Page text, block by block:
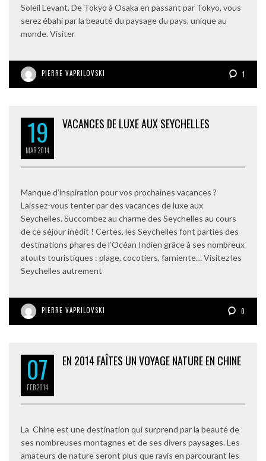
Soleil Levant. De Tokyo à Osaka en passant par Tokyo, vous
serez ébahi par la beauté du paysage du pays, unique au
monde. Visiter
PIERRE VAPRILOVSKI 1
19
MAR2014
VACANCES DE LUXE AUX SEYCHELLES
Manque d’inspiration pour vos prochaines vacances ?
Laissez-vous tenter par des vacances de luxe aux
Seychelles. Succombez au charme des Seychelles au cours
de ce séjour inédit ! Certes, les Seychelles font parties des
destinations phares de l’Océan Indien grâce à ses nombreux
atouts touristiques : plage, cocotiers, farniente… Visitez les
Seychelles autrement
PIERRE VAPRILOVSKI 0
07
FEB2014
EN 2014 FAÎTES UN VOYAGE NATURE EN CHINE
La Chine est une destination qui surprend par la beauté de
ses nombreuses montagnes et de ses divers paysages. Les
amateurs de nature seront plus que ravis en parcourant les